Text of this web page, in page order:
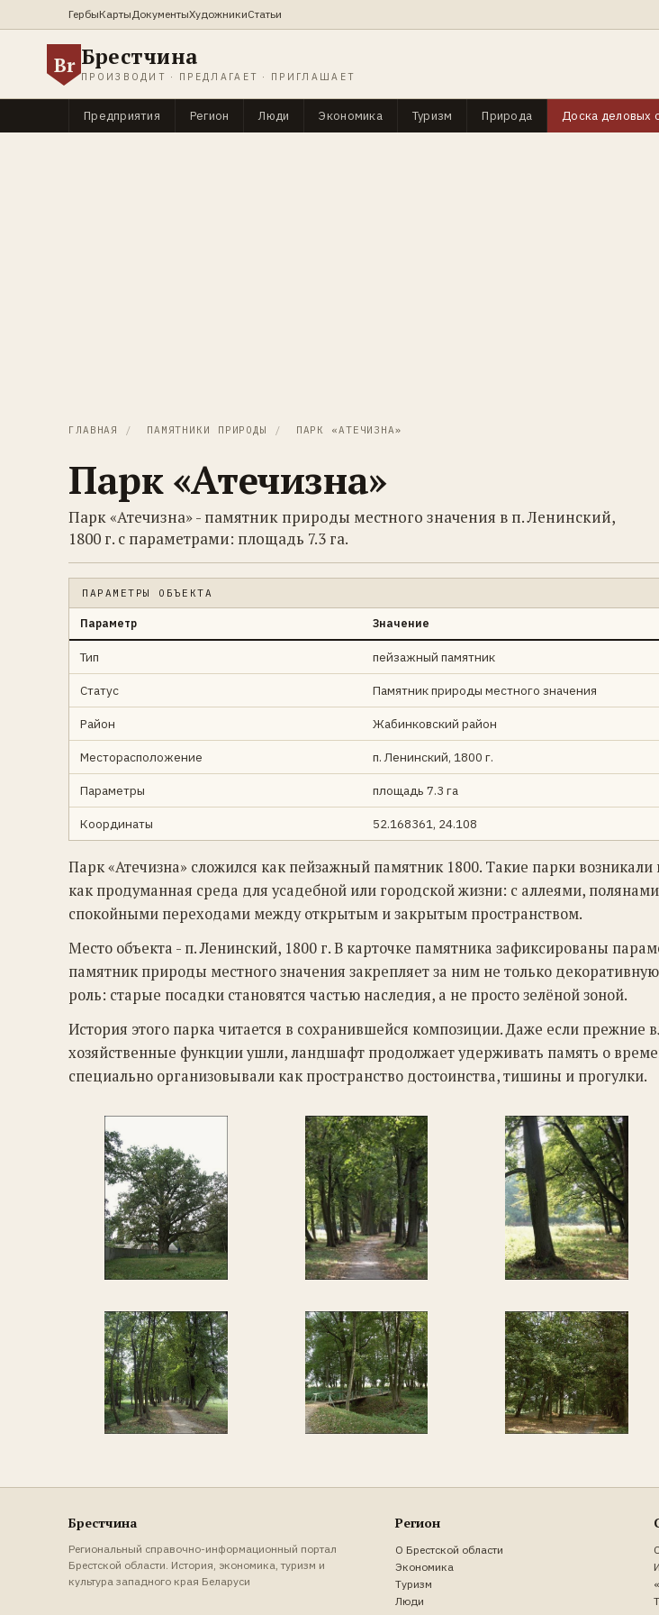
ГербыКартыДокументыХудожникиСтатьи
Br Брестчина
ПРОИЗВОДИТ · ПРЕДЛАГАЕТ · ПРИГЛАШАЕТ
Предприятия Регион Люди Экономика Туризм Природа Доска деловых
ГЛАВНАЯ / ПАМЯТНИКИ ПРИРОДЫ / ПАРК «АТЕЧИЗНА»
Парк «Атечизна»
Парк «Атечизна» - памятник природы местного значения в п. Ленинский,
1800 г. с параметрами: площадь 7.3 га.
ПАРАМЕТРЫ ОБЪЕКТА
Параметр Значение
Тип пейзажный памятник
Статус Памятник природы местного значения
Район Жабинковский район
Месторасположение п. Ленинский, 1800 г.
Параметры площадь 7.3 га
Координаты 52.168361, 24.108
Парк «Атечизна» сложился как пейзажный памятник 1800. Такие парки
как продуманная среда для усадебной или городской жизни: с аллеями,
спокойными переходами между открытым и закрытым пространством.
Место объекта - п. Ленинский, 1800 г. В карточке памятника зафиксированы
памятник природы местного значения закрепляет за ним не только
роль: старые посадки становятся частью наследия, а не просто зелёной зоной.
История этого парка читается в сохранившейся композиции. Даже если прежние
хозяйственные функции ушли, ландшафт продолжает удерживать память о
специально организовывали как пространство достоинства, тишины и прогулки.
Брестчина
Региональный справочно-информационный портал
Брестской области. История, экономика, туризм и
культура западного края Беларуси
Регион
О Брестской области
Экономика
Туризм
Люди